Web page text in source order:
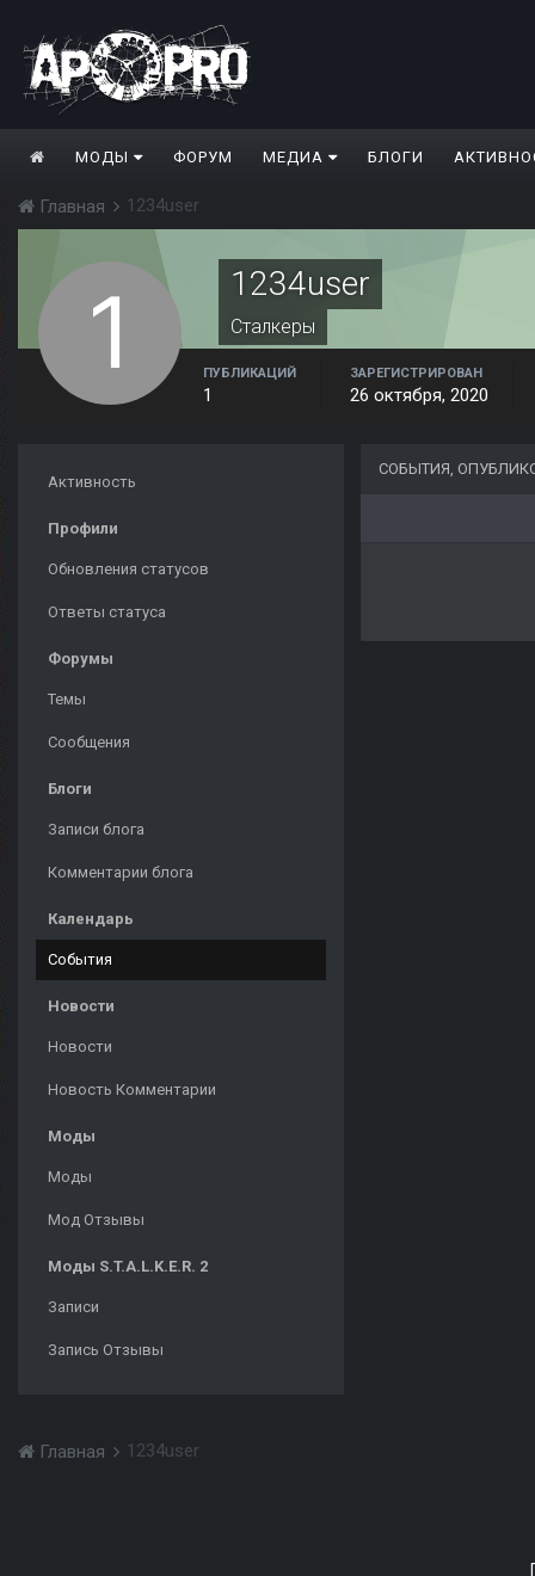
МОДЫ ФОРУМ МЕДИА БЛОГИ
Главная 1234user
1234user
Сталкеры
ПУБЛИКАЦИЙ
1
ЗАРЕГИСТРИРОВАН
26 октября, 2020
Активность
Профили
Обновления статусов
Ответы статуса
Форумы
Темы
Сообщения
Блоги
Записи блога
Комментарии блога
Календарь
События
Новости
Новости
Новость Комментарии
Моды
Моды
Мод Отзывы
Моды S.T.A.L.K.E.R. 2
Записи
Запись Отзывы
СОБЫТИЯ,
Главная 1234user